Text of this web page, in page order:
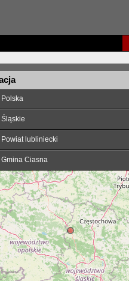
Polska
Śląskie
Powiat lubliniecki
Gmina Ciasna